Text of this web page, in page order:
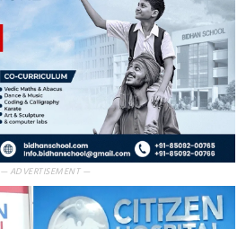
— ADVERTISEMENT —